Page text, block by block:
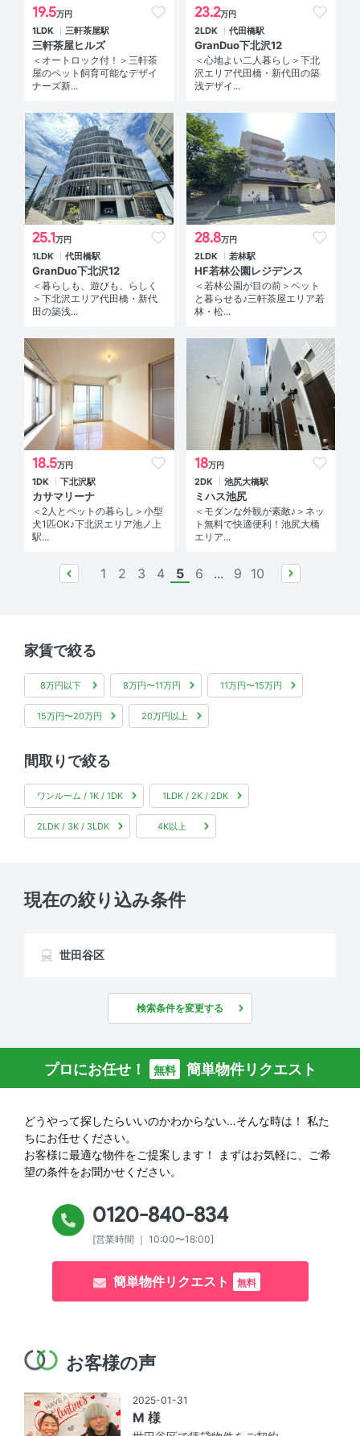
19.5万円
1LDK 三軒茶屋駅
三軒茶屋ヒルズ
＜オートロック付！＞三軒茶
屋のペット飼育可能なデザイ
ナーズ新...
23.2万円
2LDK 代田橋駅
GranDuo下北沢12
＜心地よい二人暮らし＞下北
沢エリア代田橋・新代田の築
浅デザイ...
25.1万円
1LDK 代田橋駅
GranDuo下北沢12
＜暮らしも、遊びも、らしく
＞下北沢エリア代田橋・新代
田の築浅...
28.8万円
2LDK 若林駅
HF若林公園レジデンス
＜若林公園が目の前＞ペット
と暮らせる♪三軒茶屋エリア若
林・松...
18.5万円
1DK 下北沢駅
カサマリーナ
＜2人とペットの暮らし＞小型
犬1匹OK♪下北沢エリア池ノ上
駅...
18万円
2DK 池尻大橋駅
ミハス池尻
＜モダンな外観が素敵♪＞ネッ
ト無料で快適便利！池尻大橋
エリア...
prev
1 2 3 4 5 6 ... 9 10
家賃で絞る
8万円以下 8万円〜11万円 11万円〜15万円
15万円〜20万円 20万円以上
間取りで絞る
ワンルーム / 1K / 1DK 1LDK / 2K / 2DK
2LDK / 3K / 3LDK 4K以上
現在の絞り込み条件
世田谷区
検索条件を変更する
プロにお任せ！ 無料 簡単物件リクエスト
どうやって探したらいいのかわからない…そんな時は！ 私た
ちにお任せください。
お客様に最適な物件をご提案します！
まずはお気軽に、ご希
望の条件をお聞かせください。
0120-840-834
[営業時間 ｜ 10:00〜18:00]
簡単物件リクエスト 無料
お客様の声
2025-01-31
M 様